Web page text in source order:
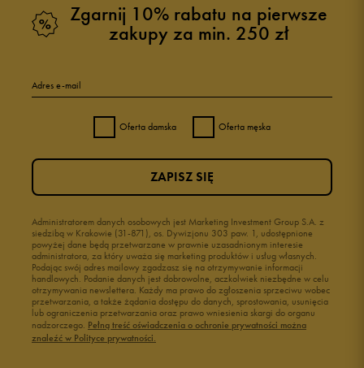
Zgarnij 10% rabatu na pierwsze
zakupy za min. 250 zł
Adres e-mail
Oferta damska Oferta męska
Administratorem danych osobowych jest Marketing Investment Group S.A. z
siedzibą w Krakowie (31-871), os. Dywizjonu 303 paw. 1, udostępnione
powyżej dane będą przetwarzane w prawnie uzasadnionym interesie
administratora, za który uważa się marketing produktów i usług własnych.
Podając swój adres mailowy zgadzasz się na otrzymywanie informacji
handlowych. Podanie danych jest dobrowolne, aczkolwiek niezbędne w celu
otrzymywania newslettera. Każdy ma prawo do zgłoszenia sprzeciwu wobec
przetwarzania, a także żądania dostępu do danych, sprostowania, usunięcia
lub ograniczenia przetwarzania oraz prawo wniesienia skargi do organu
nadzorczego. Pełną treść oświadczenia o ochronie prywatności można
znaleźć w Polityce prywatności.
ZAPISZ SIĘ